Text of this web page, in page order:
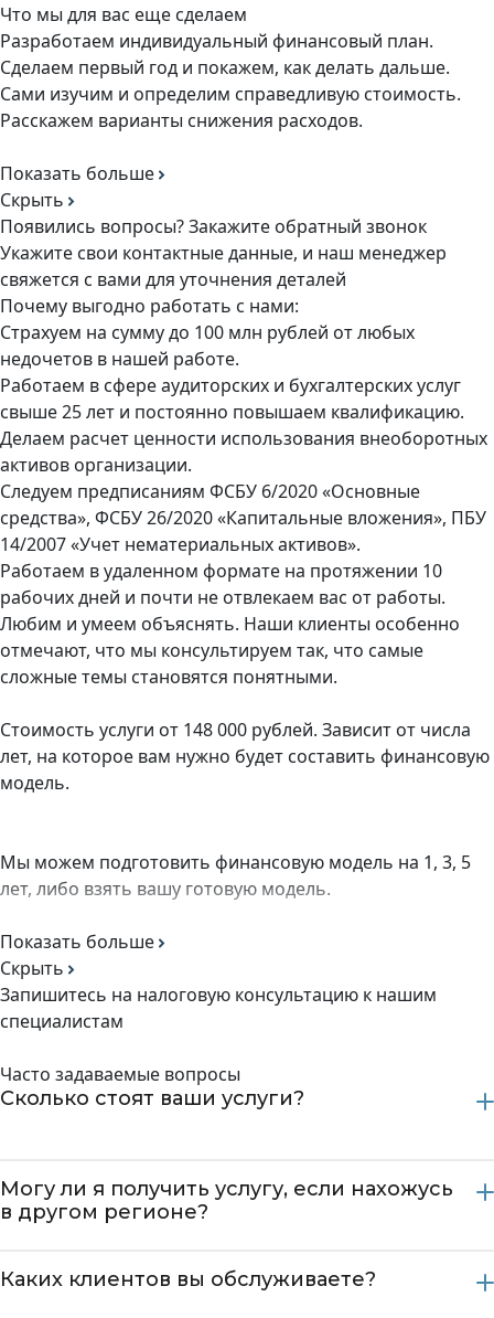
Что мы для вас еще сделаем
Разработаем индивидуальный финансовый план.
Сделаем первый год и покажем, как делать дальше.
Сами изучим и определим справедливую стоимость.
Расскажем варианты снижения расходов.
Показать больше
Скрыть
Появились вопросы? Закажите обратный звонок
Укажите свои контактные данные, и наш менеджер
свяжется с вами для уточнения деталей
Почему выгодно работать с нами:
Страхуем на сумму до 100 млн рублей от любых
недочетов в нашей работе.
Работаем в сфере аудиторских и бухгалтерских услуг
свыше 25 лет и постоянно повышаем квалификацию.
Делаем расчет ценности использования внеоборотных
активов организации.
Следуем предписаниям ФСБУ 6/2020 «Основные
средства», ФСБУ 26/2020 «Капитальные вложения», ПБУ
14/2007 «Учет нематериальных активов».
Работаем в удаленном формате на протяжении 10
рабочих дней и почти не отвлекаем вас от работы.
Любим и умеем объяснять. Наши клиенты особенно
отмечают, что мы консультируем так, что самые
сложные темы становятся понятными.
Стоимость услуги от 148 000 рублей. Зависит от числа
лет, на которое вам нужно будет составить финансовую
модель.
Мы можем подготовить финансовую модель на 1, 3, 5
лет, либо взять вашу готовую модель.
Показать больше
Скрыть
Запишитесь на налоговую консультацию к нашим
специалистам
Часто задаваемые вопросы
Сколько стоят ваши услуги?
Могу ли я получить услугу, если нахожусь
в другом регионе?
Каких клиентов вы обслуживаете?